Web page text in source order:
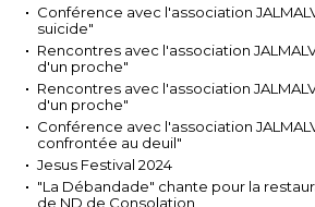
Conférence avec l'association
suicide"
Rencontres avec l'association
d'un proche"
Rencontres avec l'association
d'un proche"
Conférence avec l'association
confrontée au deuil"
Jesus Festival 2024
"La Débandade" chante pour la
de ND de Consolation